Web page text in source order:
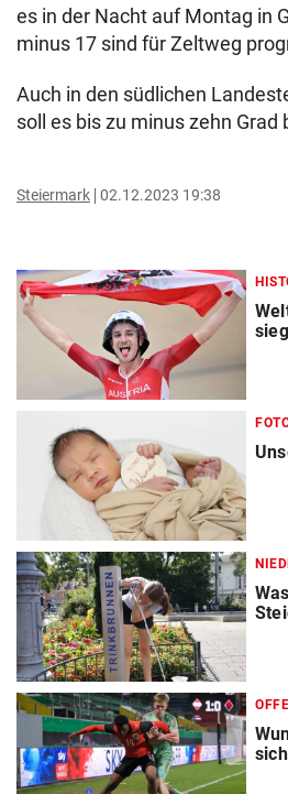
es in der Nacht auf Montag in
minus 17 sind für Zeltweg
Auch in den südlichen
soll es bis zu minus zehn Grad
Steiermark 02.12.2023 19:38